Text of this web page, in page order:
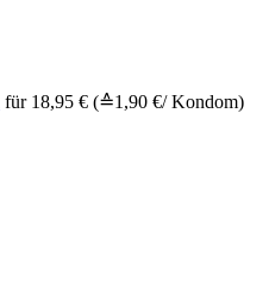
für 18,95 € (≙1,90 €/ Kondom)